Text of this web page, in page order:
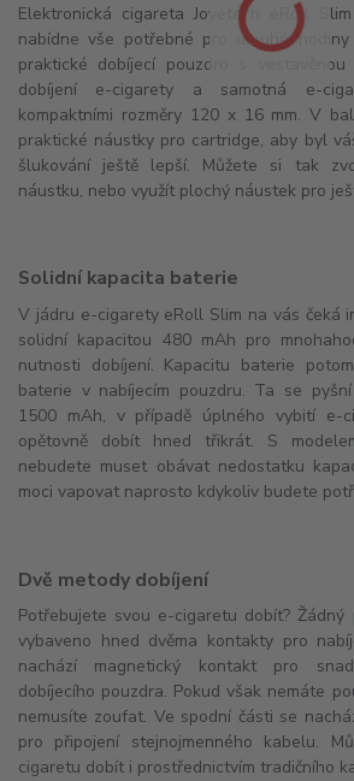
Elektronická cigareta Joyetech eRoll
nabídne vše potřebné pro dlouhé
praktické dobíjecí pouzdro s
dobíjení e-cigarety a samotná e-
kompaktními rozměry 120 x 16 mm. V
praktické náustky pro cartridge, aby byl
šlukování ještě lepší. Můžete si tak
náustku, nebo využít plochý náustek pro
Solidní kapacita baterie
V jádru e-cigarety eRoll Slim na vás čeká
solidní kapacitou 480 mAh pro
nutnosti dobíjení. Kapacitu baterie
baterie v nabíjecím pouzdru. Ta se
1500 mAh, v případě úplného vybití e-
opětovně dobít hned třikrát. S
nebudete muset obávat nedostatku
moci vapovat naprosto kdykoliv budete
Dvě metody dobíjení
Potřebujete svou e-cigaretu dobít?
vybaveno hned dvěma kontakty pro
nachází magnetický kontakt pro
dobíjecího pouzdra. Pokud však nemáte
nemusíte zoufat. Ve spodní části se
pro připojení stejnojmenného kabelu.
cigaretu dobít i prostřednictvím tradičního